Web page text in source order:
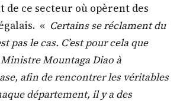
ce secteur où opèrent des
« Certains se réclament du
pas le cas. C’est pour cela que
Mountaga Diao à
afin de rencontrer les véritables
département, il y a des